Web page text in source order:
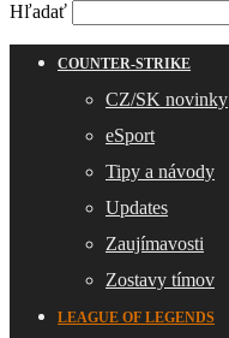
Hľadať
COUNTER-STRIKE
CZ/SK novinky
eSport
Tipy a návody
Updates
Zaujímavosti
Zostavy tímov
LEAGUE OF LEGENDS